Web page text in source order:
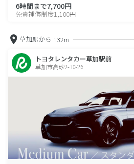
6時間まで7,700円
免責補償制度1,100円
草加駅から 132m
トヨタレンタカー草加駅前
草加市高砂2-10-26